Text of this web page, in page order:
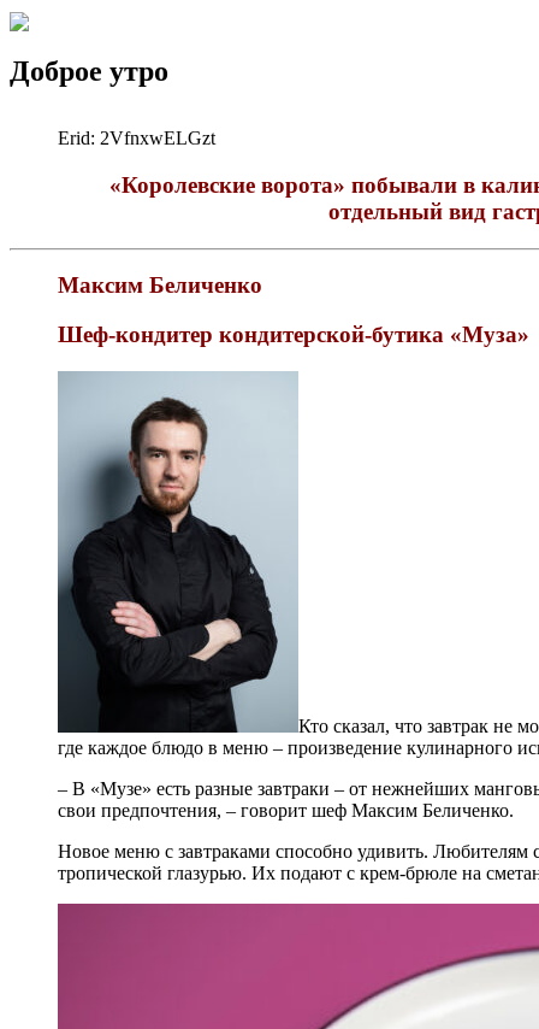
Доброе утро
Erid: 2VfnxwELGzt
«Королевские ворота» побывали в
отдельный вид
Максим Беличенко
Шеф-кондитер кондитерской-бутика «Муза»
Кто сказал, что завтрак не
где каждое блюдо в меню – произведение кулинарного
– В «Музе» есть разные завтраки – от нежнейших
свои предпочтения, – говорит шеф Максим Беличенко.
Новое меню с завтраками способно удивить. Любителям
тропической глазурью. Их подают с крем-брюле на